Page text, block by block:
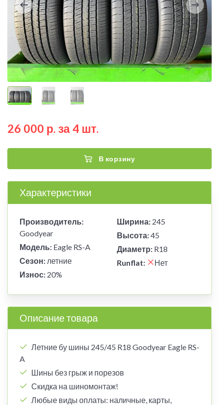
26 000 р. за 4 шт.
В корзину
Характеристики
Производитель:
Goodyear
Модель: Eagle RS-A
Сезон: летние
Износ: 20%
Ширина: 245
Высота:45
Диаметр: R18
Runflat:
Нет
Описание товара
Летние бу шины 245/45 R18 Goodyear Eagle RS-
A
Шины без грыж и порезов
Скидка на шиномонтаж!
Любые виды оплаты: наличные, карты,